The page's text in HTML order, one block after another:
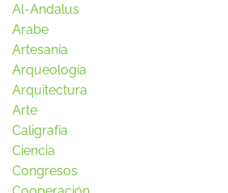
Al-Andalus
Arabe
Artesanía
Arqueología
Arquitectura
Arte
Caligrafía
Ciencia
Congresos